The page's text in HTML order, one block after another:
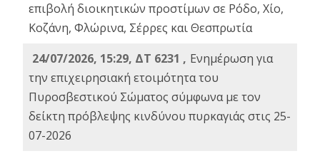
επιβολή διοικητικών προστίμων σε Ρόδο, Χίο,
Κοζάνη, Φλώρινα, Σέρρες και Θεσπρωτία
24/07/2026, 15:29, ΔΤ 6231 , Ενημέρωση για
την επιχειρησιακή ετοιμότητα του
Πυροσβεστικού Σώματος σύμφωνα με τον
δείκτη πρόβλεψης κινδύνου πυρκαγιάς στις 25-
07-2026